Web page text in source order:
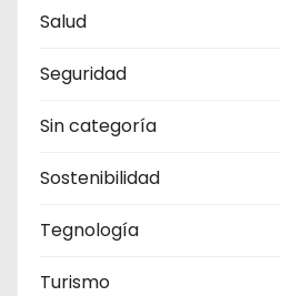
Salud
Seguridad
Sin categoría
Sostenibilidad
Tegnología
Turismo